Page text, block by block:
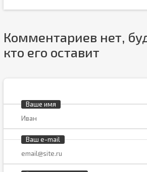
Комментариев нет,
кто его оставит
Ваше имя
Ваш e-mail